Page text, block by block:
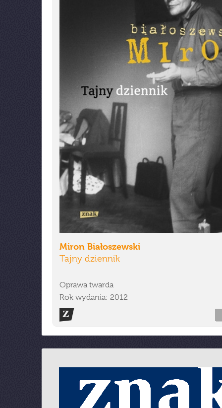
Miron Białoszewski
Tajny dziennik
Oprawa twarda
Rok wydania: 2012